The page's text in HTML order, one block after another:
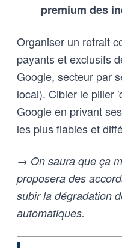
premium des
Organiser un retrait
payants et exclusifs
Google, secteur par
local). Cibler le pilier
Google en privant
les plus fiables et
→ On saura que ça
proposera des
subir la dégradation
automatiques.